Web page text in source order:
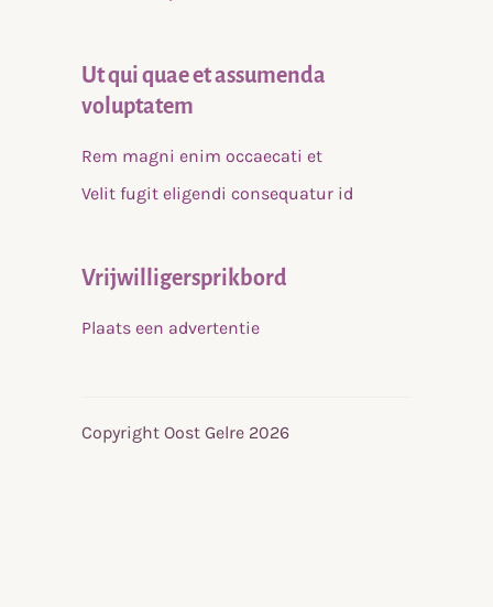
Ut qui quae et assumenda
voluptatem
Rem magni enim occaecati et
Velit fugit eligendi consequatur id
Vrijwilligersprikbord
Plaats een advertentie
Copyright Oost Gelre 2026